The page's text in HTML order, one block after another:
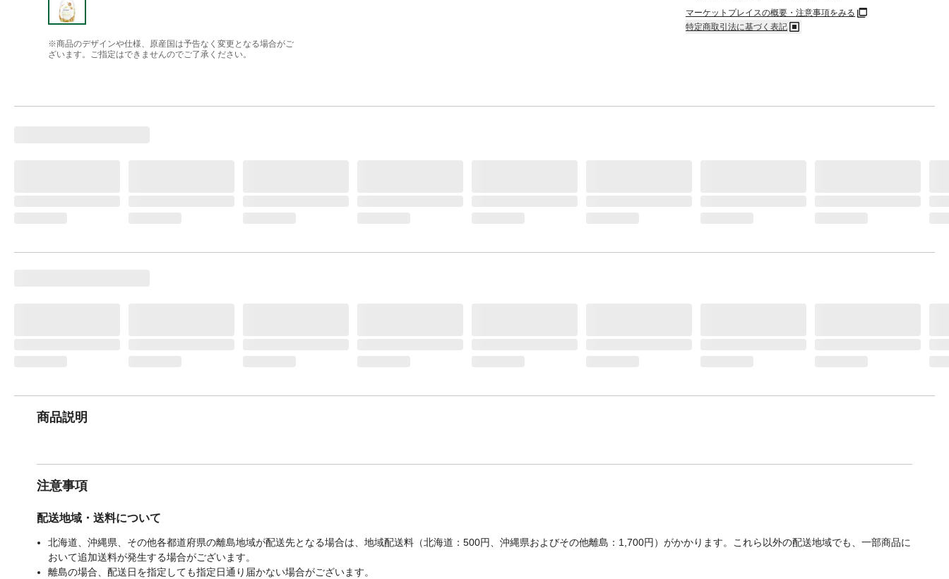
※商品のデザインや仕様、原産国は予告なく変更となる場合がご
ざいます。ご指定はできませんのでご了承ください。
マーケットプレイスの概要・注意事項をみる
特定商取引法に基づく表記
商品説明
注意事項
配送地域・送料について
北海道、沖縄県、その他各都道府県の離島地域が配送先となる場合は、地域配送料（北海道：500円、沖縄県およびその他離島：1,700円）がかかります。これら以外の配送地域でも、一部商品に
おいて追加送料が発生する場合がございます。
離島の場合、配送日を指定しても指定日通り届かない場合がございます。